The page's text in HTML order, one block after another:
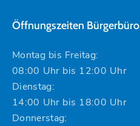
Öffnungszeiten Bürgerbüro
Montag bis Freitag:
08:00 Uhr bis 12:00 Uhr
Dienstag:
14:00 Uhr bis 18:00 Uhr
Donnerstag: